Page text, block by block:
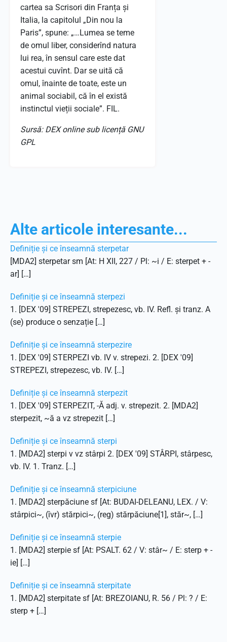
cartea sa Scrisori din Franța și
Italia, la capitolul „Din nou la
Paris”, spune: „…Lumea se teme
de omul liber, considerînd natura
lui rea, în sensul care este dat
acestui cuvînt. Dar se uită că
omul, înainte de toate, este un
animal sociabil, că în el există
instinctul vieții sociale”. FIL.
Sursă: DEX online sub licență GNU
GPL
Alte articole interesante...
Definiție și ce înseamnă sterpetar
[MDA2] sterpetar sm [At: H XII, 227 / Pl: ~i / E: sterpet + -
ar] […]
Definiție și ce înseamnă sterpezi
1. [DEX '09] STREPEZI, strepezesc, vb. IV. Refl. și tranz. A
(se) produce o senzație […]
Definiție și ce înseamnă sterpezire
1. [DEX '09] STERPEZI vb. IV v. strepezi. 2. [DEX '09]
STREPEZI, strepezesc, vb. IV. […]
Definiție și ce înseamnă sterpezit
1. [DEX '09] STERPEZIT, -Ă adj. v. strepezit. 2. [MDA2]
sterpezit, ~ă a vz strepezit […]
Definiție și ce înseamnă sterpi
1. [MDA2] sterpi v vz stârpi 2. [DEX '09] STÂRPI, stârpesc,
vb. IV. 1. Tranz. […]
Definiție și ce înseamnă sterpiciune
1. [MDA2] sterpăciune sf [At: BUDAI-DELEANU, LEX. / V:
stârpici~, (îvr) stărpici~, (reg) stărpăciune[1], stăr~, […]
Definiție și ce înseamnă sterpie
1. [MDA2] sterpie sf [At: PSALT. 62 / V: stâr~ / E: sterp + -
ie] […]
Definiție și ce înseamnă sterpitate
1. [MDA2] sterpitate sf [At: BREZOIANU, R. 56 / Pl: ? / E:
sterp + […]